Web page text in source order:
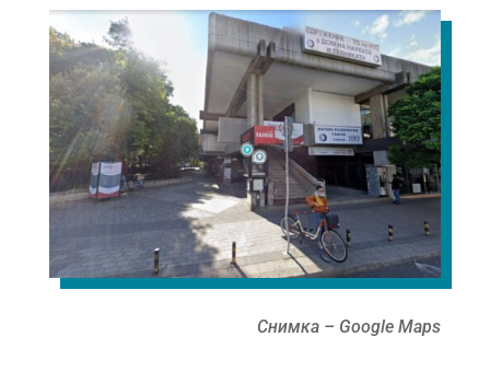
Снимка – Google Maps